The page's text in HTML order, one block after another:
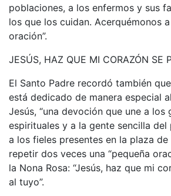
poblaciones, a los enfermos y sus
los que los cuidan. Acerquémonos
oración”.
JESÚS, HAZ QUE MI CORAZÓN SE
El Santo Padre recordó también
está dedicado de manera especial
Jesús, “una devoción que une a los
espirituales y a la gente sencilla del
a los fieles presentes en la plaza de
repetir dos veces una “pequeña
la Nona Rosa: “Jesús, haz que mi
al tuyo”.